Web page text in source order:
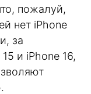
пожалуй,
нет iPhone
за
и iPhone 16,